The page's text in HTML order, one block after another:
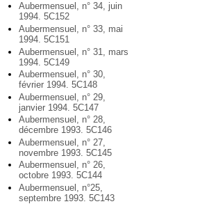
Aubermensuel, n° 34, juin
1994. 5C152
Aubermensuel, n° 33, mai
1994. 5C151
Aubermensuel, n° 31, mars
1994. 5C149
Aubermensuel, n° 30,
février 1994. 5C148
Aubermensuel, n° 29,
janvier 1994. 5C147
Aubermensuel, n° 28,
décembre 1993. 5C146
Aubermensuel, n° 27,
novembre 1993. 5C145
Aubermensuel, n° 26,
octobre 1993. 5C144
Aubermensuel, n°25,
septembre 1993. 5C143